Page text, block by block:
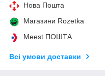
Нова Пошта
Магазини Rozetka
Meest ПОШТА
Всі умови доставки